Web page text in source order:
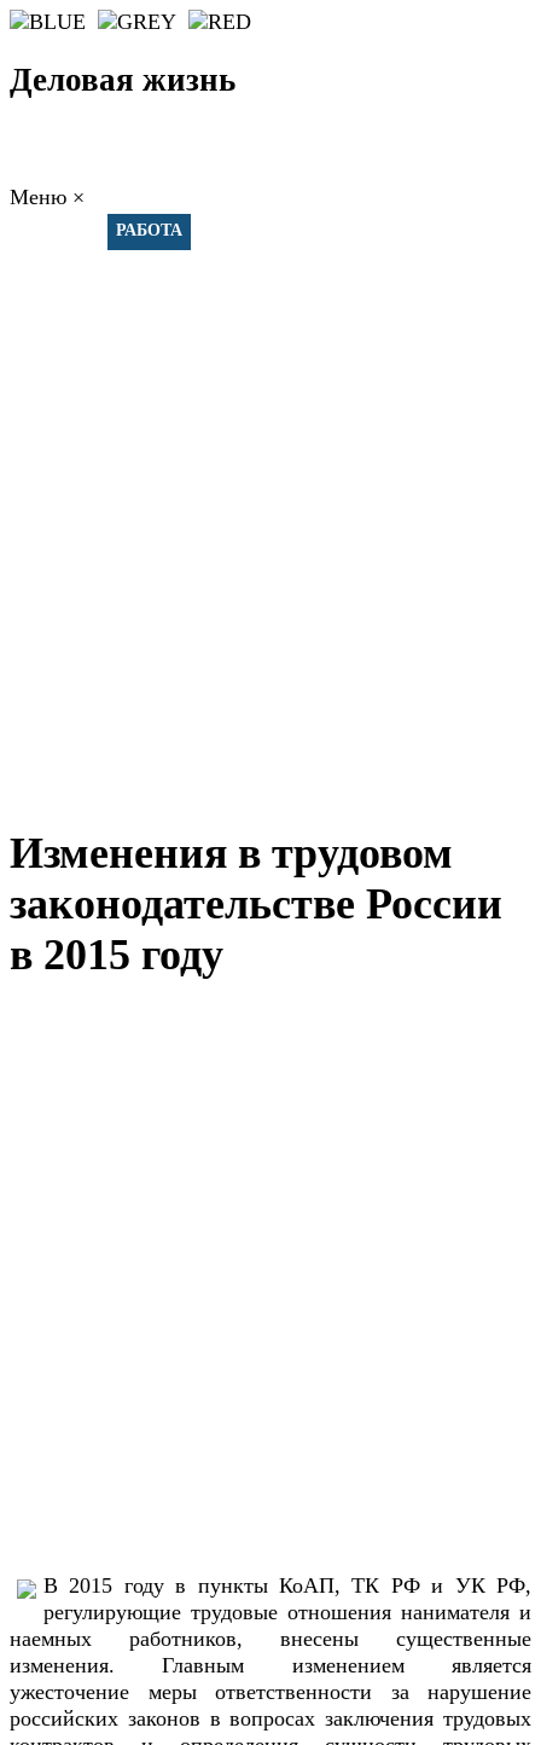
Деловая жизнь
Меню ×
РАБОТА
Изменения в трудовом
законодательстве России
в 2015 году
В 2015 году в пункты КоАП, ТК РФ и УК РФ,
регулирующие трудовые отношения нанимателя и
наемных работников, внесены существенные
изменения. Главным изменением является
ужесточение меры ответственности за нарушение
российских законов в вопросах заключения трудовых